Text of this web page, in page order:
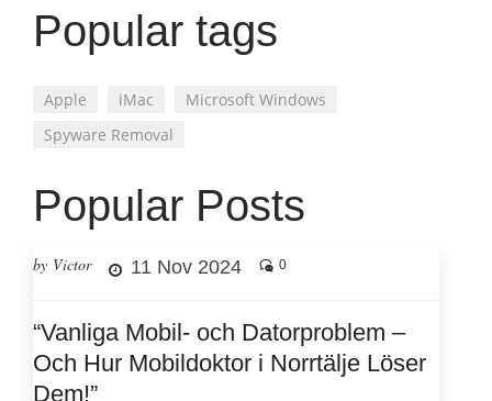
Popular tags
Apple iMac
Microsoft Windows
Spyware Removal
Popular Posts
by Victor 11 Nov 2024 0
“Vanliga Mobil- och Datorproblem –
Och Hur Mobildoktor i Norrtälje Löser
Dem!”